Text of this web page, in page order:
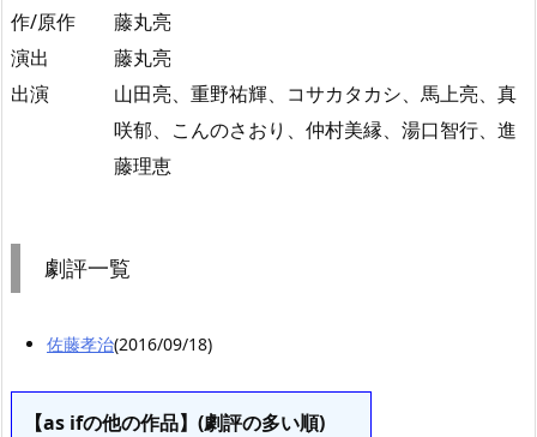
作/原作
藤丸亮
演出
藤丸亮
出演
山田亮、重野祐輝、コサカタカシ、馬上亮、真
咲郁、こんのさおり、仲村美縁、湯口智行、進
藤理恵
劇評一覧
佐藤孝治(2016/09/18)
【as ifの他の作品】(劇評の多い順)